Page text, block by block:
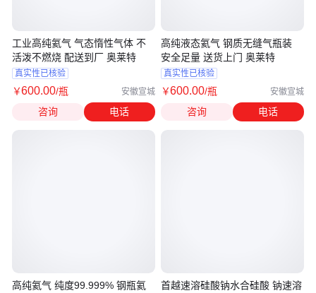
工业高纯氦气 气态惰性气体 不
活泼不燃烧 配送到厂 奥莱特
真实性已核验
￥600.00/瓶 安徽宣城
咨询 电话
高纯氦气 纯度99.999% 钢瓶氦
高纯液态氦气 钢质无缝气瓶装
安全足量 送货上门 奥莱特
真实性已核验
￥600.00/瓶 安徽宣城
咨询 电话
首越速溶硅酸钠水合硅酸 钠速溶